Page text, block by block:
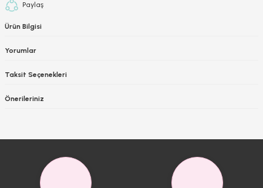
Paylaş
Ürün Bilgisi
Yorumlar
Taksit Seçenekleri
Önerileriniz